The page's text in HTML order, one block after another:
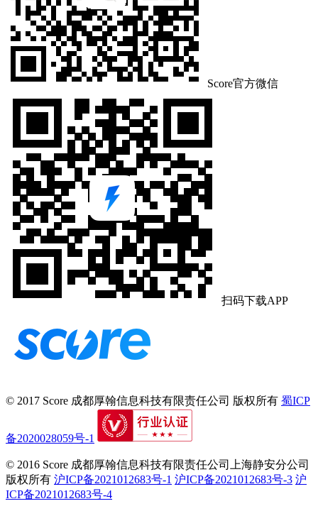
Score官方微信
扫码下载APP
© 2017 Score 成都厚翰信息科技有限责任公司 版权所有 蜀ICP
备2020028059号-1
© 2016 Score 成都厚翰信息科技有限责任公司上海静安分公司
版权所有 沪ICP备2021012683号-1 沪ICP备2021012683号-3 沪
ICP备2021012683号-4